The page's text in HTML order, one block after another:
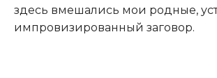
здесь вмешались мои родные,
импровизированный заговор.